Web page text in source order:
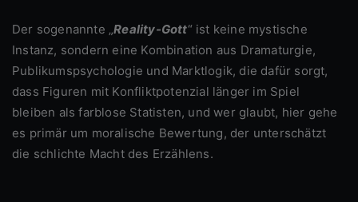
Der sogenannte „Reality-Gott“ ist keine mystische
Instanz, sondern eine Kombination aus Dramaturgie,
Publikumspsychologie und Marktlogik, die dafür sorgt,
dass Figuren mit Konfliktpotenzial länger im Spiel
bleiben als farblose Statisten, und wer glaubt, hier gehe
es primär um moralische Bewertung, der unterschätzt
die schlichte Macht des Erzählens.